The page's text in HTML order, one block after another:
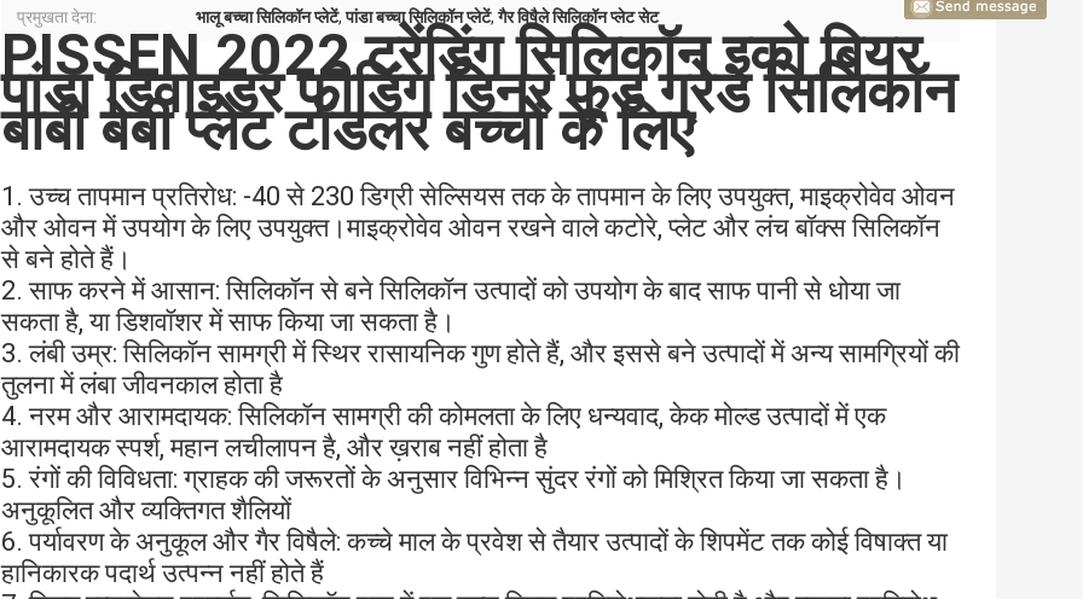
प्रमुखता देना: भालू बच्चा सिलिकॉन प्लेटें,पांडा बच्चा सिलिकॉन प्लेटें,गैर विषैले सिलिकॉन प्लेट सेट
PISSEN 2022 ट्रेंडिंग सिलिकॉन इको बियर
पांडा डिवाइडर फीडिंग डिनर फूड ग्रेड सिलिकॉन
बाबी बेबी प्लेट टॉडलर बच्चों के लिए
1. उच्च तापमान प्रतिरोध: -40 से 230 डिग्री सेल्सियस तक के तापमान के लिए उपयुक्त, माइक्रोवेव ओवन
और ओवन में उपयोग के लिए उपयुक्त।माइक्रोवेव ओवन रखने वाले कटोरे, प्लेट और लंच बॉक्स सिलिकॉन
से बने होते हैं।
2. साफ करने में आसान: सिलिकॉन से बने सिलिकॉन उत्पादों को उपयोग के बाद साफ पानी से धोया जा
सकता है, या डिशवॉशर में साफ किया जा सकता है।
3. लंबी उम्र: सिलिकॉन सामग्री में स्थिर रासायनिक गुण होते हैं, और इससे बने उत्पादों में अन्य सामग्रियों की
तुलना में लंबा जीवनकाल होता है
4. नरम और आरामदायक: सिलिकॉन सामग्री की कोमलता के लिए धन्यवाद, केक मोल्ड उत्पादों में एक
आरामदायक स्पर्श, महान लचीलापन है, और ख़राब नहीं होता है
5. रंगों की विविधता: ग्राहक की जरूरतों के अनुसार विभिन्न सुंदर रंगों को मिश्रित किया जा सकता है।
अनुकूलित और व्यक्तिगत शैलियों
6. पर्यावरण के अनुकूल और गैर विषैले: कच्चे माल के प्रवेश से तैयार उत्पादों के शिपमेंट तक कोई विषाक्त या
हानिकारक पदार्थ उत्पन्न नहीं होते हैं